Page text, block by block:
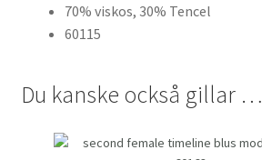
70% viskos, 30% Tencel
60115
Du kanske också gillar …